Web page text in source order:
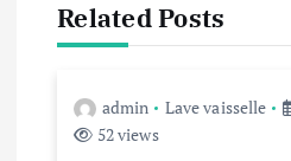
n
Related Posts
admin Lave vaisselle
52 views